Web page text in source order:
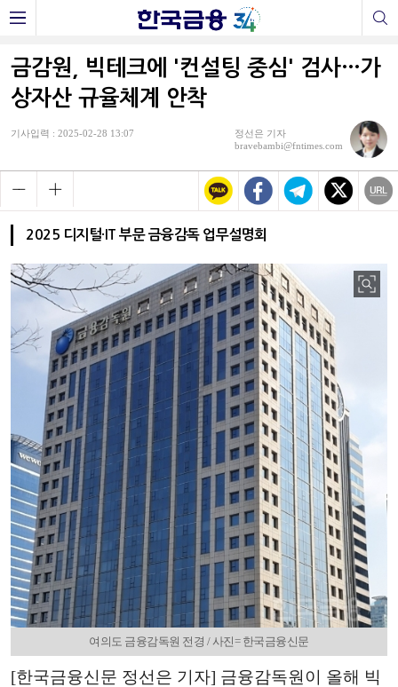
금감원, 빅테크에 '컨설팅 중심' 검사…가
상자산 규율체계 안착
기사입력 : 2025-02-28 13:07
정선은 기자
bravebambi@fntimes.com
2025 디지털·IT 부문 금융감독 업무설명회
여의도 금융감독원 전경 / 사진= 한국금융신문
[한국금융신문 정선은 기자] 금융감독원이 올해 빅